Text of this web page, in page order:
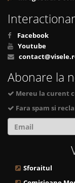
Facebook
Youtube
Abonare la
Mereu la curent
Fara spam si
Sforaitul